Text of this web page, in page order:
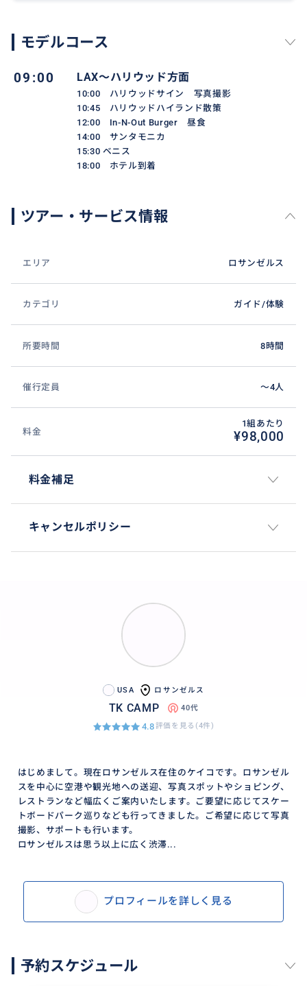
モデルコース
09:00 LAX〜ハリウッド方面
10:00 ハリウッドサイン 写真撮影
10:45 ハリウッドハイランド散策
12:00 In-N-Out Burger 昼食
14:00 サンタモニカ
15:30 ベニス
18:00 ホテル到着
ツアー・サービス情報
エリア ロサンゼルス
カテゴリ ガイド/体験
所要時間 8時間
催行定員 〜4人
料金
1組あたり
¥98,000
料金補足
キャンセルポリシー
USA ロサンゼルス
TK CAMP 40代
4.8評価を見る(4件)
はじめまして。現在ロサンゼルス在住のケイコです。ロサンゼル
スを中心に空港や観光地への送迎、写真スポットやショピング、
レストランなど幅広くご案内いたします。ご要望に応じてスケー
トボードパーク巡りなども行ってきました。ご希望に応じて写真
撮影、サポートも行います。
ロサンゼルスは思う以上に広く渋滞...
プロフィールを詳しく見る
予約スケジュール